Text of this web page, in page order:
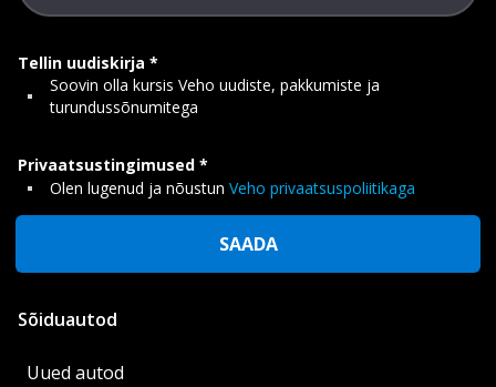
Tellin uudiskirja
Soovin olla kursis Veho uudiste, pakkumiste ja
turundussõnumitega
Privaatsustingimused
Olen lugenud ja nõustun Veho privaatsuspoliitikaga
SAADA
Sõiduautod
Uued autod